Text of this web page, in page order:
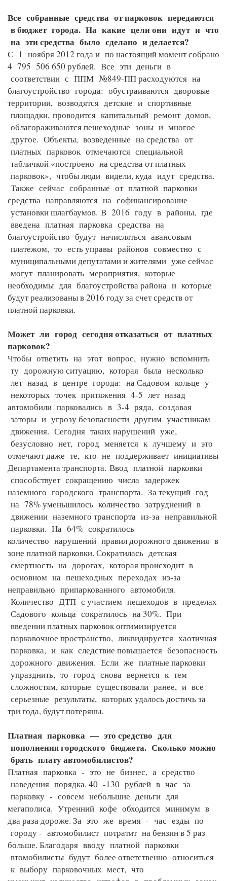
Все собранные средства от парковок передаются
в бюджет города. На какие цели они идут и что
на эти средства было сделано и делается?
С 1 ноября 2012 года и по настоящий момент собрано
4 795 506 650 рублей. Все эти деньги в
соответствии с ППМ №849-ПП расходуются на
благоустройство города: обустраиваются дворовые
территории, возводятся детские и спортивные
площадки, проводится капитальный ремонт домов,
облагораживаются пешеходные зоны и многое
другое. Объекты, возведенные на средства от
платных парковок отмечаются специальной
табличкой «построено на средства от платных
парковок», чтобы люди видели, куда идут средства.
Также сейчас собранные от платной парковки
средства направляются на софинансирование
установки шлагбаумов. В 2016 году в районы, где
введена платная парковка средства на
благоустройство будут начисляться авансовым
платежом, то есть управы районов совместно с
муниципальными депутатами и жителями уже сейчас
могут планировать мероприятия, которые
необходимы для благоустройства района и которые
будут реализованы в 2016 году за счет средств от
платной парковки.
Может ли город сегодня отказаться от платных
парковок?
Чтобы ответить на этот вопрос, нужно вспомнить
ту дорожную ситуацию, которая была несколько
лет назад в центре города: на Садовом кольце у
некоторых точек притяжения 4-5 лет назад
автомобили парковались в 3-4 ряда, создавая
заторы и угрозу безопасности другим участникам
движения. Сегодня таких нарушений уже,
безусловно нет, город меняется к лучшему и это
отмечают даже те, кто не поддерживает инициативы
Департамента транспорта. Ввод платной парковки
способствует сокращению числа задержек
наземного городского транспорта. За текущий год
на 78% уменьшилось количество затруднений в
движении наземного транспорта из-за неправильной
парковки. На 64% сократилось
количество нарушений правил дорожного движения в
зоне платной парковки. Сократилась детская
смертность на дорогах, которая происходит в
основном на пешеходных переходах из-за
неправильно припаркованного автомобиля.
Количество ДТП с участием пешеходов в пределах
Садового кольца сократилось на 30%. При
введении платных парковок оптимизируется
парковочное пространство, ликвидируется хаотичная
парковка, и как следствие повышается безопасность
дорожного движения. Если же платные парковки
упразднить, то город снова вернется к тем
сложностям, которые существовали ранее, и все
серьезные результаты, которых удалось достичь за
три года, будут потеряны.
Платная парковка — это средство для
пополнения городского бюджета. Сколько можно
брать плату автомобилистов?
Платная парковка - это не бизнес, а средство
наведения порядка. 40 -130 рублей в час за
парковку - совсем небольшие деньги для
мегаполиса. Утренний кофе обходится минимум в
два раза дороже. За это же время - час езды по
городу - автомобилист потратит на бензин в 5 раз
больше. Благодаря вводу платной парковки
втомобилисты будут более ответственно относиться
к выбору парковочных мест, что